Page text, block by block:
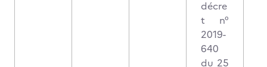
décre
t n°
2019-
640
du 25